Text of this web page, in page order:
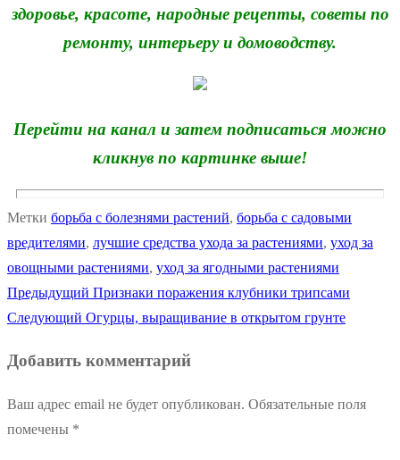
здоровье, красоте, народные рецепты, советы по
ремонту, интерьеру и домоводству.
Перейти на канал и затем подписаться можно
кликнув по картинке выше!
Метки борьба с болезнями растений, борьба с садовыми
вредителями, лучшие средства ухода за растениями, уход за
овощными растениями, уход за ягодными растениями
Навигация
записям
Предыдущий Предыдущая
запись:
Признаки поражения клубники трипсами
Следующий Следующая
Огурцы, выращивание в открытом грунте
Добавить комментарий
Ваш адрес email не будет опубликован. Обязательные поля
помечены *